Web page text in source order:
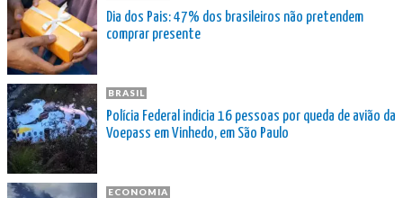
Dia dos Pais: 47% dos brasileiros não pretendem
comprar presente
BRASIL
Polícia Federal indicia 16 pessoas por queda de avião da
Voepass em Vinhedo, em São Paulo
ECONOMIA